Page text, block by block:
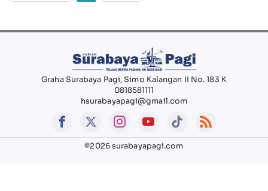
Graha Surabaya Pagi, Simo Kalangan II No. 183 K
0818581111
hsurabayapagi@gmail.com
©2026 surabayapagi.com